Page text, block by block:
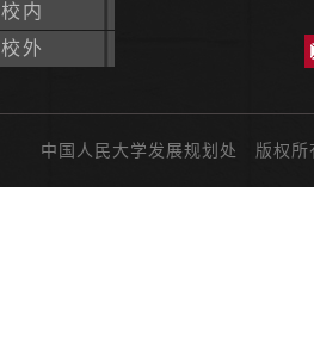
校内
校外
中国人民大学发展规划处 版